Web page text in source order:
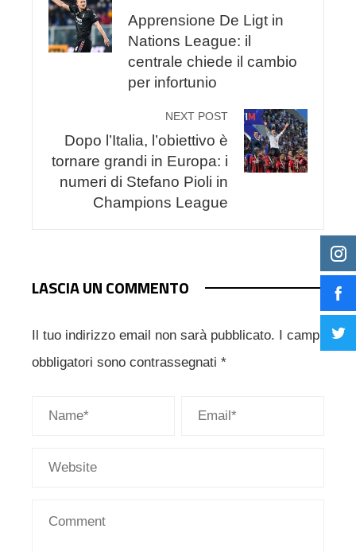
Apprensione De Ligt in
Nations League: il
centrale chiede il cambio
per infortunio
NEXT POST
Dopo l’Italia, l’obiettivo è
tornare grandi in Europa: i
numeri di Stefano Pioli in
Champions League
LASCIA UN COMMENTO
Il tuo indirizzo email non sarà pubblicato. I campi
obbligatori sono contrassegnati *